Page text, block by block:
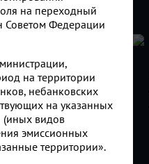
на переходный
Советом Федерации
на территории
небанковских
на указанных
(иных видов
эмиссионных
территории».